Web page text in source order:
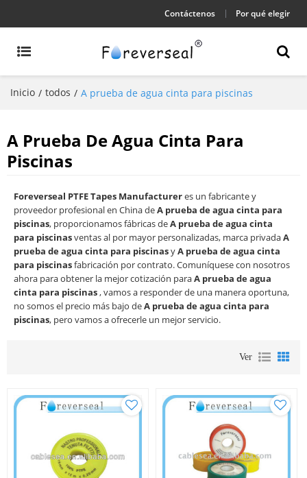
Contáctenos Por qué elegir
Inicio / todos / A prueba de agua cinta para piscinas
A Prueba De Agua Cinta Para
Piscinas
Foreverseal PTFE Tapes Manufactureres un fabricante y
proveedor profesional en China deA prueba de agua cinta para
piscinas, proporcionamos fábricas deA prueba de agua cinta
para piscinasventas al por mayor personalizadas, marca privadaA
prueba de agua cinta para piscinasyA prueba de agua cinta
para piscinasfabricación por contrato. Comuníquese con nosotros
ahora para obtener la mejor cotización paraA prueba de agua
cinta para piscinas, vamos a responder de una manera oportuna,
no somos el precio más bajo deA prueba de agua cinta para
piscinas, pero vamos a ofrecerle un mejor servicio.
Ver